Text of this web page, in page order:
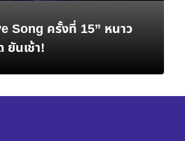
Song ครั้งที่ 15” หนาว
นเช้า!